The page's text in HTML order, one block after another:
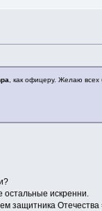
, как офицеру. Желаю всех
остальные искренни.
защитника